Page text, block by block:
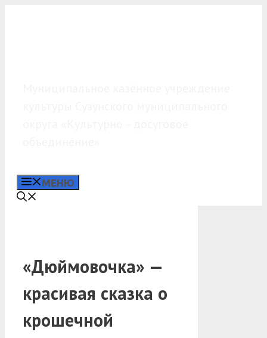
МЕНЮ
«Дюймовочка» —
красивая сказка о
крошечной